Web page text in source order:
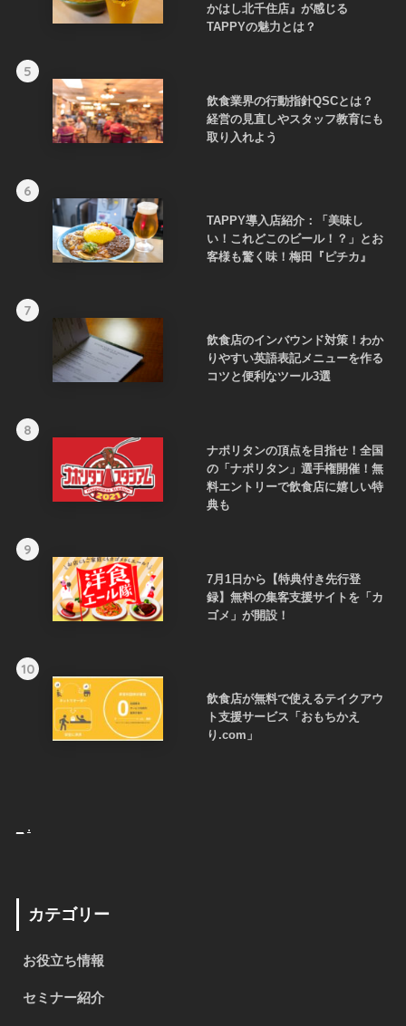
かはし北千住店』が感じる
TAPPYの魅力とは？
5
飲食業界の行動指針QSCとは？
経営の見直しやスタッフ教育にも
取り入れよう
6
TAPPY導入店紹介：「美味し
い！これどこのビール！？」とお
客様も驚く味！梅田『ピチカ』
7
飲食店のインバウンド対策！わか
りやすい英語表記メニューを作る
コツと便利なツール3選
8
ナポリタンの頂点を目指せ！全国
の「ナポリタン」選手権開催！無
料エントリーで飲食店に嬉しい特
典も
9
7月1日から【特典付き先行登
録】無料の集客支援サイトを「カ
ゴメ」が開設！
10
飲食店が無料で使えるテイクアウ
ト支援サービス「おもちかえ
り.com」
.
カテゴリー
お役立ち情報
セミナー紹介